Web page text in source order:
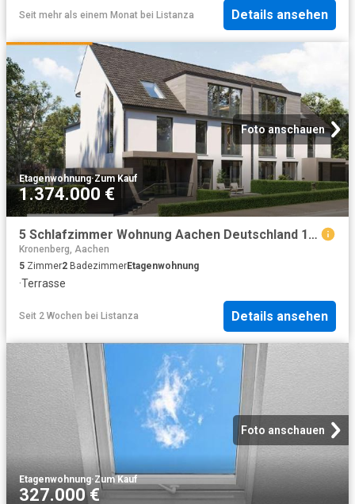
Seit mehr als einem Monat bei Listanza Details ansehen
Foto anschauen
Etagenwohnung·Zum Kauf
1.374.000 €
5 Schlafzimmer Wohnung Aachen Deutschland 104369993
Kronenberg, Aachen
5 Zimmer2 BadezimmerEtagenwohnung
·Terrasse
Seit 2 Wochen bei Listanza Details ansehen
Foto anschauen
Etagenwohnung·Zum Kauf
327.000 €